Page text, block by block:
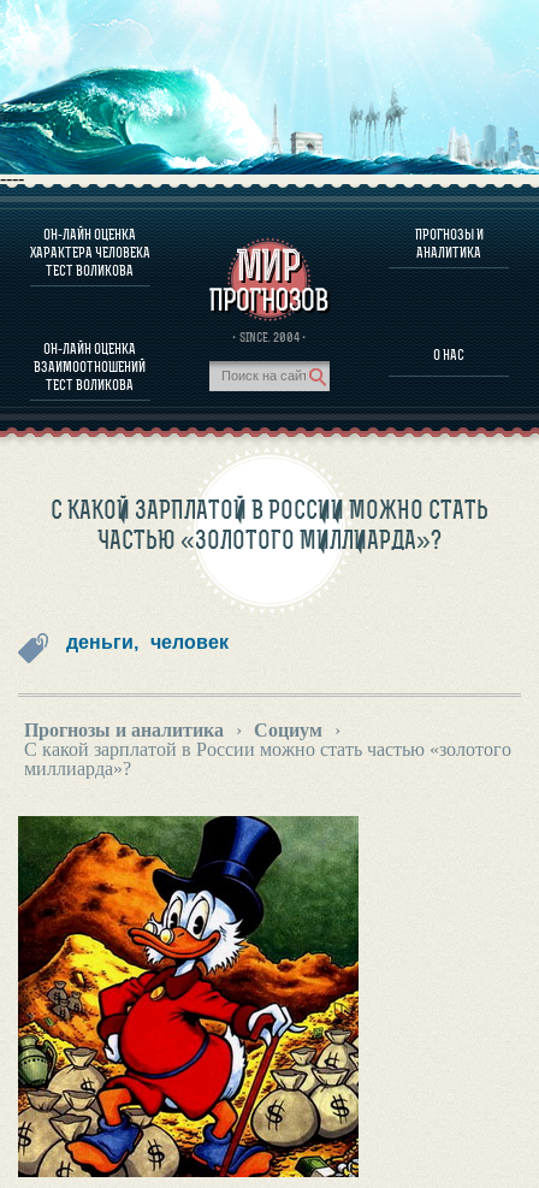
----
ОН-ЛАЙН ОЦЕНКА
ХАРАКТЕРА ЧЕЛОВЕКА
ТЕСТ ВОЛИКОВА
ОН-ЛАЙН ОЦЕНКА
ВЗАИМООТНОШЕНИЙ
ТЕСТ ВОЛИКОВА
· SINCE. 2004 ·
ПРОГНОЗЫ И
АНАЛИТИКА
О НАС
О ПРОГРАММЕ
ОЦЕНКА ХАРАКТЕРA ЧЕЛОВЕКА
ОЦЕНКА ХАРАКТЕРА ВЫДАЮЩИХСЯ ЛИЧНОСТЕЙ
О ПРОГРАММЕ
ПРОГНОЗЫ И АНАЛИТИКА
С КАКОЙ ЗАРПЛАТОЙ В РОССИИ МОЖНО СТАТЬ
ЧАСТЬЮ «ЗОЛОТОГО МИЛЛИАРДА»?
деньги, человек
Прогнозы и аналитика › Социум
›
С какой зарплатой в России можно стать частью «золотого
миллиарда»?